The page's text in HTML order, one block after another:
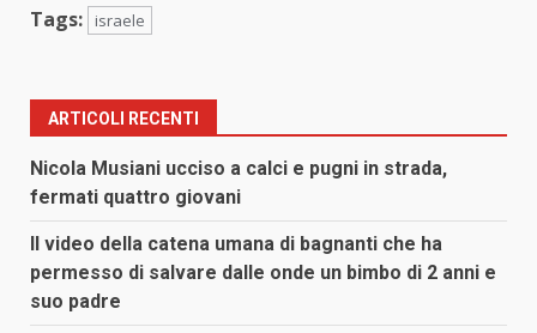
Tags: israele
ARTICOLI RECENTI
Nicola Musiani ucciso a calci e pugni in strada,
fermati quattro giovani
Il video della catena umana di bagnanti che ha
permesso di salvare dalle onde un bimbo di 2 anni e
suo padre